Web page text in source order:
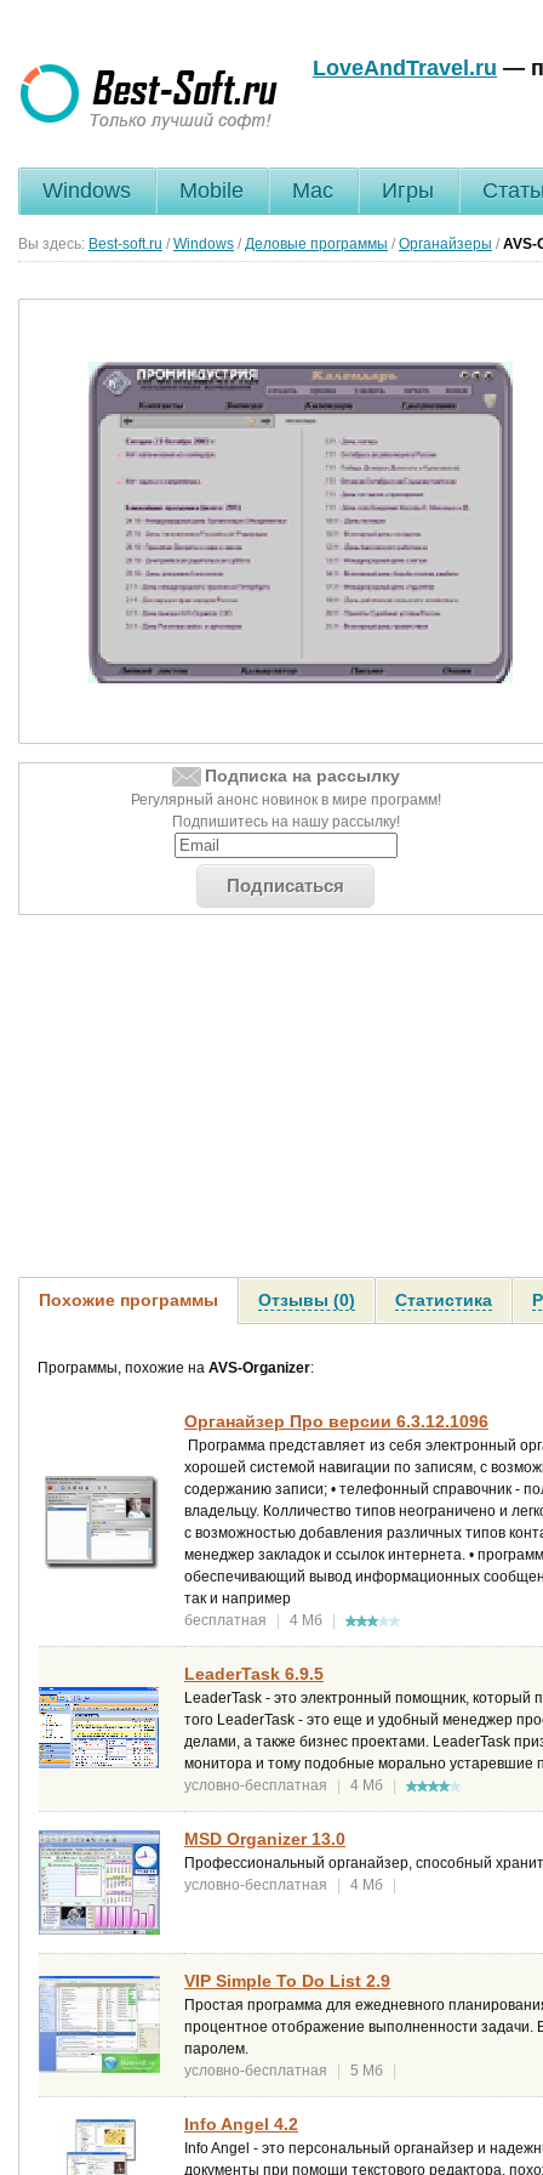
LoveAndTravel.ru —
Windows Mobile Mac Игры
Вы здесь: Best-soft.ru / Windows / Деловые программы / Органайзеры / AVS-
Подписка на рассылку
Регулярный анонс новинок в мире программ!
Подпишитесь на нашу рассылку!
Подписаться
Похожие программы Отзывы (0) Статистика
Программы, похожие на AVS-Organizer:
Органайзер Про версии 6.3.12.1096
Программа представляет из себя электронный
хорошей системой навигации по записям, с
содержанию записи; • телефонный справочник -
владельцу. Колличество типов неограничено и
с возможностью добавления различных типов
менеджер закладок и ссылок интернета. •
обеспечивающий вывод информационных
так и например
бесплатная
| 4 Мб |
LeaderTask 6.9.5
LeaderTask - это электронный помощник,
того LeaderTask - это еще и удобный менеджер
делами, а также бизнес проектами. LeaderTask
монитора и тому подобные морально устаревшие
условно-бесплатная
| 4 Мб |
MSD Organizer 13.0
Профессиональный органайзер, способный
условно-бесплатная
| 4 Мб |
VIP Simple To Do List 2.9
Простая программа для ежедневного
процентное отображение выполненности
паролем.
условно-бесплатная
| 5 Мб |
Info Angel 4.2
Info Angel - это персональный органайзер и
документы при помощи текстового редактора,